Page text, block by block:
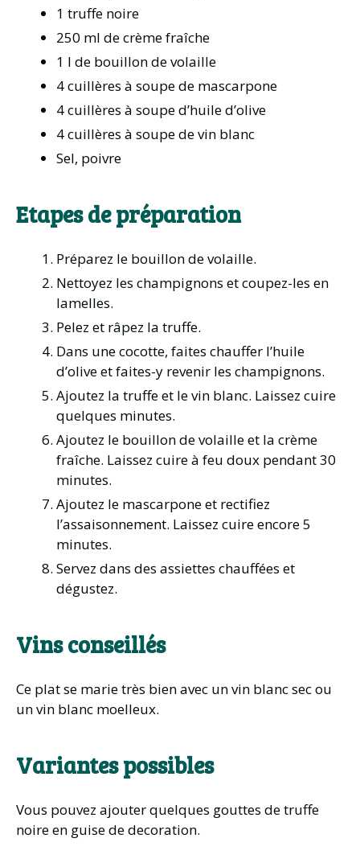
1 truffe noire
250 ml de crème fraîche
1 l de bouillon de volaille
4 cuillères à soupe de mascarpone
4 cuillères à soupe d’huile d’olive
4 cuillères à soupe de vin blanc
Sel, poivre
Etapes de préparation
Préparez le bouillon de volaille.
Nettoyez les champignons et coupez-les en
lamelles.
Pelez et râpez la truffe.
Dans une cocotte, faites chauffer l’huile
d’olive et faites-y revenir les champignons.
Ajoutez la truffe et le vin blanc. Laissez cuire
quelques minutes.
Ajoutez le bouillon de volaille et la crème
fraîche. Laissez cuire à feu doux pendant 30
minutes.
Ajoutez le mascarpone et rectifiez
l’assaisonnement. Laissez cuire encore 5
minutes.
Servez dans des assiettes chauffées et
dégustez.
Vins conseillés
Ce plat se marie très bien avec un vin blanc sec ou
un vin blanc moelleux.
Variantes possibles
Vous pouvez ajouter quelques gouttes de truffe
noire en guise de decoration.